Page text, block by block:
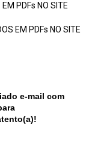
PDFs NO SITE
EM PDFs NO SITE
e-mail com